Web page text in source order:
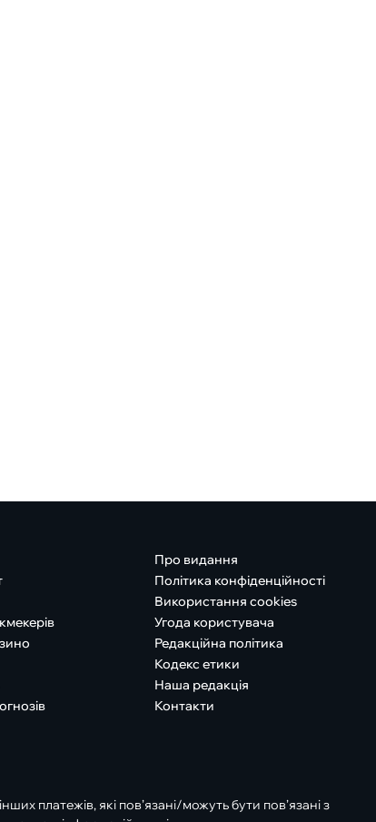
Про видання
Політика конфіденційності
Використання cookies
Угода користувача
Редакційна політика
Кодекс етики
Наша редакція
Контакти
платежів, які пов’язані/можуть бути пов’язані з